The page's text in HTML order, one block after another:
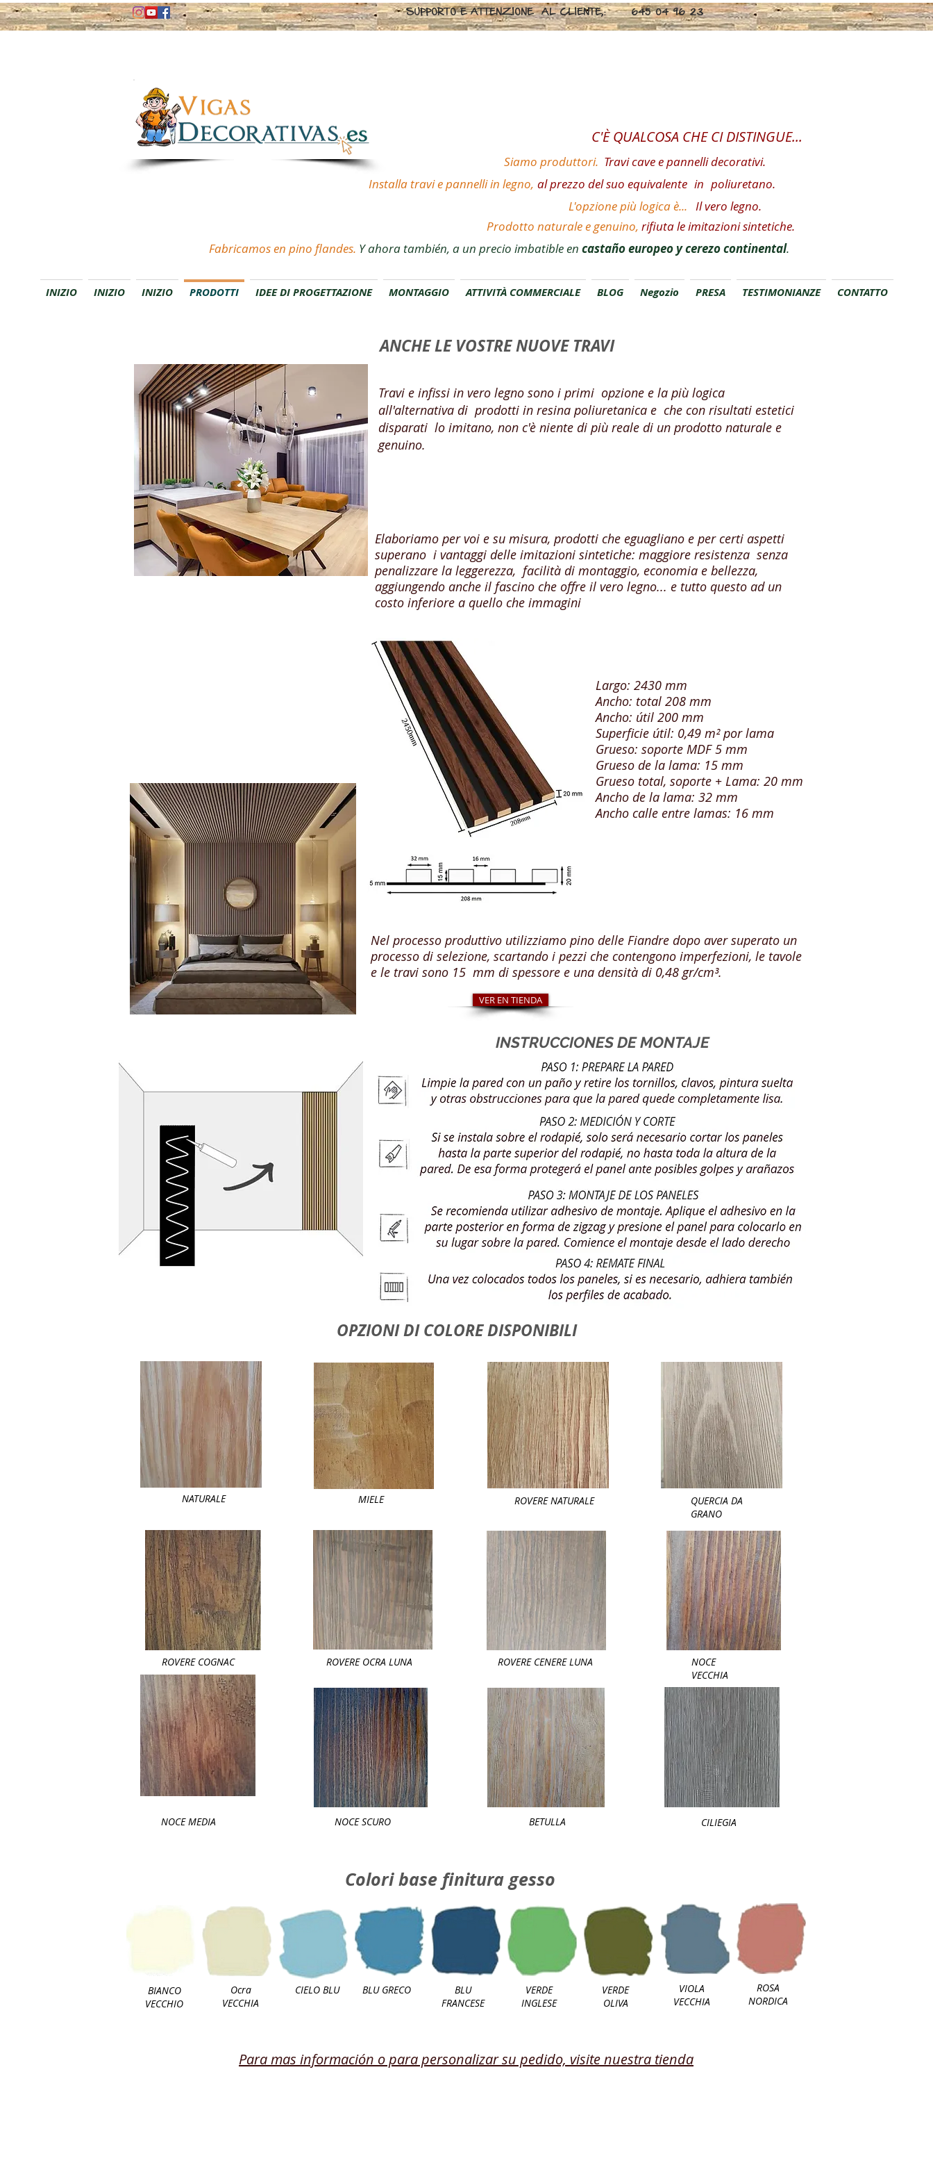
SUPPORTO E ATTENZIONE AL CLIENTE,: 645 04 96 23
C'È QUALCOSA CHE CI DISTINGUE...
Siamo produttori. Travi cave e pannelli decorativi.
Installa travi e pannelli in legno, al prezzo del suo equivalente in poliuretano.
L'opzione più logica è... Il vero legno.
Prodotto naturale e genuino, rifiuta le imitazioni sintetiche.
Fabricamos en pino flandes. Y ahora también, a un precio imbatible en castaño europeo y cerezo continental.
INIZIO INIZIO INIZIO PRODOTTI IDEE DI PROGETTAZIONE MONTAGGIO ATTIVITÀ COMMERCIALE BLOG Negozio PRESA TESTIMONIANZE CONTATTO
ANCHE LE VOSTRE NUOVE TRAVI
Travi e infissi in vero legno sono i primi opzione e la più logica
all'alternativa di prodotti in resina poliuretanica e che con risultati estetici
disparati lo imitano, non c'è niente di più reale di un prodotto naturale e
genuino.
Elaboriamo per voi e su misura, prodotti che eguagliano e per certi aspetti
superano i vantaggi delle imitazioni sintetiche: maggiore resistenza senza
penalizzare la leggerezza, facilità di montaggio, economia e bellezza,
aggiungendo anche il fascino che offre il vero legno... e tutto questo ad un
costo inferiore a quello che immagini
Largo: 2430 mm
Ancho: total 208 mm
Ancho: útil 200 mm
Superficie útil: 0,49 m² por lama
Grueso: soporte MDF 5 mm
Grueso de la lama: 15 mm
Grueso total, soporte + Lama: 20 mm
Ancho de la lama: 32 mm
Ancho calle entre lamas: 16 mm
Nel processo produttivo utilizziamo pino delle Fiandre dopo aver superato un
processo di selezione, scartando i pezzi che contengono imperfezioni, le tavole
e le travi sono 15 mm di spessore e una densità di 0,48 gr/cm³.
VER EN TIENDA
INSTRUCCIONES DE MONTAJE
OPZIONI DI COLORE DISPONIBILI
NATURALE MIELE ROVERE NATURALE
QUERCIA DA
GRANO
ROVERE COGNAC ROVERE OCRA LUNA ROVERE CENERE LUNA
NOCE
VECCHIA
NOCE MEDIA NOCE SCURO BETULLA CILIEGIA
Colori base finitura gesso
BIANCO
VECCHIO
Ocra
VECCHIA
CIELO BLU BLU GRECO
BLU
FRANCESE
VERDE
INGLESE
VERDE
OLIVA
VIOLA
VECCHIA
ROSA
NORDICA
Para mas información o para personalizar su pedido, visite nuestra tienda